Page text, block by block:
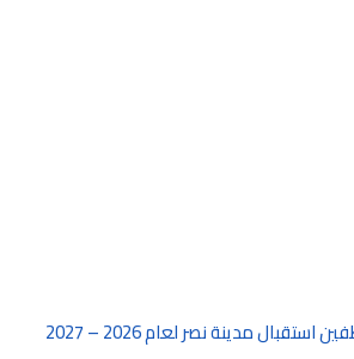
مدينة نصر لعام 2026 – 2027